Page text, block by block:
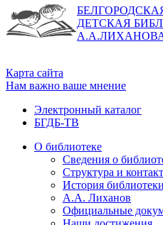
ДЕТСКАЯ
Карта сайта
Нам важно ваше мнение
Электронный каталог
БГДБ-ТВ
О библиотеке
Сведения о
Структура и
История библиотеки
А.А. Лиханов
Официальные